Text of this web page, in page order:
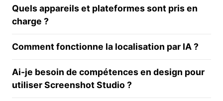
Quels appareils et plateformes sont pris en
charge ?
Comment fonctionne la localisation par IA ?
Ai-je besoin de compétences en design pour
utiliser Screenshot Studio ?